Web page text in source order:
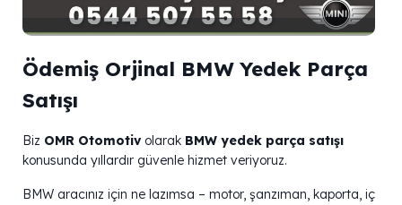
Ödemiş Orjinal BMW Yedek Parça
Satışı
Biz OMR Otomotivolarak BMW yedek parça satışı
konusunda yıllardır güvenle hizmet veriyoruz.
BMW aracınız için ne lazımsa – motor, şanzıman, kaporta, iç